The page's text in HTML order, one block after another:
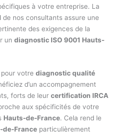
à votre entreprise. La
de nos consultants assure une
des exigences de la
undiagnostic ISO 9001 Hauts-
pour votrediagnostic qualité
d’un accompagnement
forts de leurcertification IRCA
aux spécificités de votre
Hauts-de-France. Cela rend le
de-France particulièrement